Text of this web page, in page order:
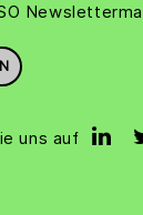
uns auf